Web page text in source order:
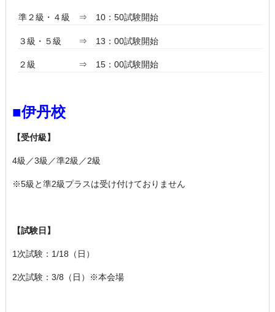
準２級・４級 ⇒ 10：50試験開始
３級・５級 ⇒ 13 ： 00試験開始
２級 ⇒ 15：00試験開始
■伊丹校
【受付級】
4級／3級／準2級／2級
※5級と準2級プラスは受け付けておりません
【試験日】
1 次試験：1/18 （日）
2次試験：3/8 （日）※本会場